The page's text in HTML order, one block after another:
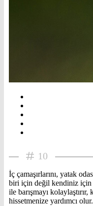
10
İç çamaşırlarını, yatak
biri için değil kendiniz için
ile barışmayı
hissetmenize yardımcı olur.